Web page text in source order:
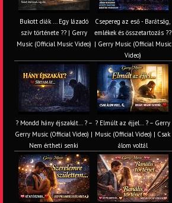
Bukott diák ... Egy lázadó
szív története ?? | Gerry
Music (Official Music Video)
Csepereg az eső - Barátság,
emlékek és összetartozás ?️?
| Gerry Music (Official Music
Video)
? Mondd hány éjszakát… ? –
Gerry Music (Official Video) |
Nem értheti senki
? Elmúlt az éjjel… ? – Gerry
Music (Official Video) | Csak
álom voltál